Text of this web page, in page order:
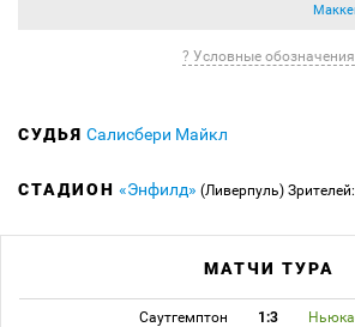
? Условные обозначения
СУДЬЯ Салисбери Майкл
СТАДИОН «Энфилд» (Ливерпуль)
МАТЧИ ТУРА
Саутгемптон 1:3